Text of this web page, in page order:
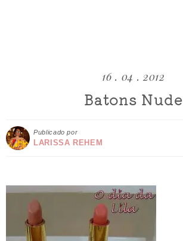
16 . 04 . 2012
Batons Nude
Publicado por
LARISSA REHEM